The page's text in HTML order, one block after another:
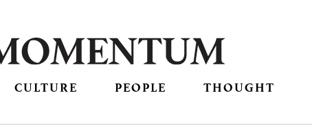
CULTURE PEOPLE THOUGHT